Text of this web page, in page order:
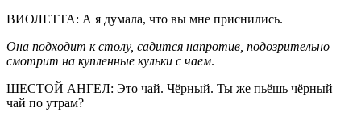
ВИОЛЕТТА: А я думала, что вы мне приснились.
Она подходит к столу, садится напротив, подозрительно
смотрит на купленные кульки с чаем.
ШЕСТОЙ АНГЕЛ: Это чай. Чёрный. Ты же пьёшь чёрный
чай по утрам?